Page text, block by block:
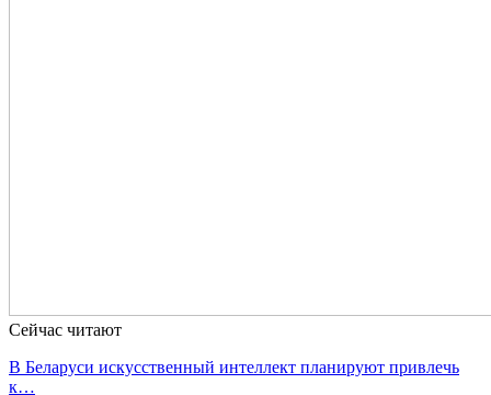
Сейчас читают
В Беларуси искусственный интеллект планируют привлечь
к…